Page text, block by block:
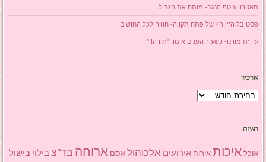
תאטרון עוטף הנגב- מותח את הגבול.
פסטיבל היין ה4 של פתח תקווה- חוויה לכל החושים.
עידית מורנו- כשעור הפנים אומר "תודה!!"
ארכיון
ארכיון
תגיות
אוכל איכות אירוח אירועים אלכוהול אסם ארוחה בד"צ בילוי בישול